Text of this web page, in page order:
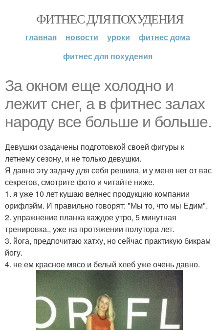
ФИТНЕС ДЛЯ ПОХУДЕНИЯ
главная новости уроки
фитнес дома
фитнес для похудения
За окном еще холодно и
лежит снег, а в фитнес залах
народу все больше и больше.
Девушки озадачены подготовкой своей фигуры к
летнему сезону, и не только девушки.
Я давно эту задачу для себя решила, и у меня нет от вас
секретов, смотрите фото и читайте ниже.
1. я уже 10 лет кушаю велнес продукцию компании
орифлэйм. И правильно говорят: "Мы то, что мы Едим".
2. упражнение планка каждое утро, 5 минутная
тренировка., уже на протяжении полутора лет.
3. йога, предпочитаю хатху, но сейчас практикую бикрам
йогу.
4. не ем красное мясо и белый хлеб уже очень давно.